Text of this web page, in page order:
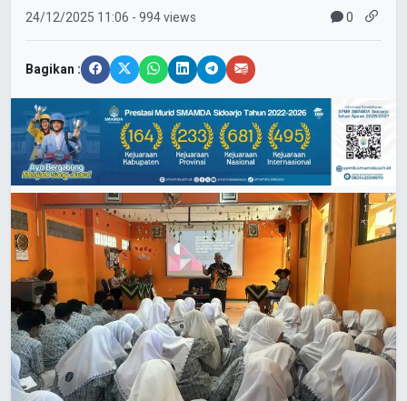
24/12/2025 11:06 - 994 views 0
Bagikan :